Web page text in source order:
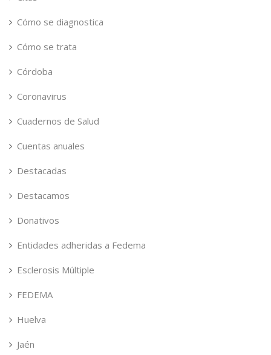
Cómo se diagnostica
Cómo se trata
Córdoba
Coronavirus
Cuadernos de Salud
Cuentas anuales
Destacadas
Destacamos
Donativos
Entidades adheridas a Fedema
Esclerosis Múltiple
FEDEMA
Huelva
Jaén